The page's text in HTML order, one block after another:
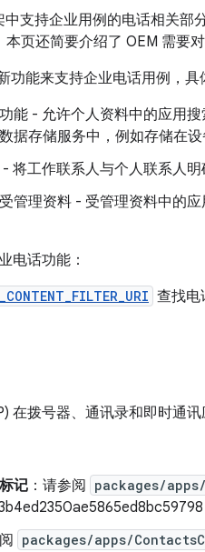
支持企业用例的电话相关
页还简要介绍了 OEM 需要
功能来支持企业电话用例，具
能 - 允许个人资料中的应用
据存储服务中，例如存储在设
将工作联系人与个人联系人明
管理资料 - 受管理资料中的
电话功能：
查找电
在拨号器、通讯录和即时通
记 ：请参阅 packages/apps/
packages/apps/